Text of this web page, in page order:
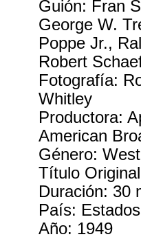
Guión: Fran
George W.
Poppe Jr.,
Robert
Fotografía:
Whitley
Productora:
American
Género:
Título
Duración: 30
País:
Año: 1949